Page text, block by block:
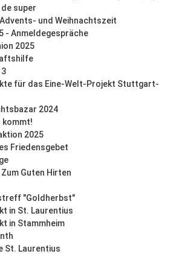
super
und Weihnachtszeit
- Anmeldegespräche
2025
für das Eine-Welt-Projekt Stuttgart-
2024
kommt!
2025
Friedensgebet
Guten Hirten
"Goldherbst"
in St. Laurentius
in Stammheim
St. Laurentius